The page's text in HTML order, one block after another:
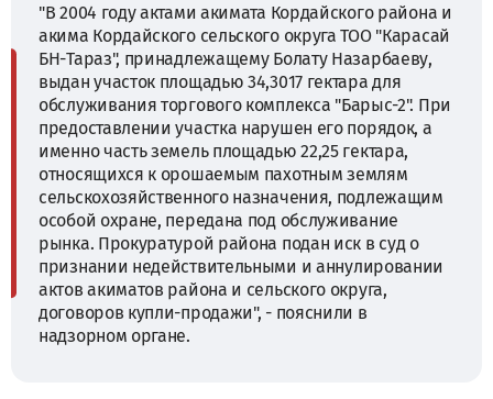
"В 2004 году актами акимата Кордайского района и
акима Кордайского сельского округа ТОО "Карасай
БН-Тараз", принадлежащему Болату Назарбаеву,
выдан участок площадью 34,3017 гектара для
обслуживания торгового комплекса "Барыс-2". При
предоставлении участка нарушен его порядок, а
именно часть земель площадью 22,25 гектара,
относящихся к орошаемым пахотным землям
сельскохозяйственного назначения, подлежащим
особой охране, передана под обслуживание
рынка. Прокуратурой района подан иск в суд о
признании недействительными и аннулировании
актов акиматов района и сельского округа,
договоров купли-продажи", - пояснили в
надзорном органе.